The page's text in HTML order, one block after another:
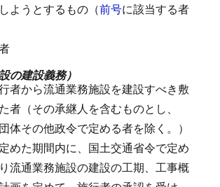
ようとするもの（前号に該当する者
の建設義務）
者から流通業務施設を建設すべき敷
者（その承継人を含むものとし、
体その他政令で定める者を除く。）
めた期間内に、国土交通省令で定め
流通業務施設の建設の工期、工事概